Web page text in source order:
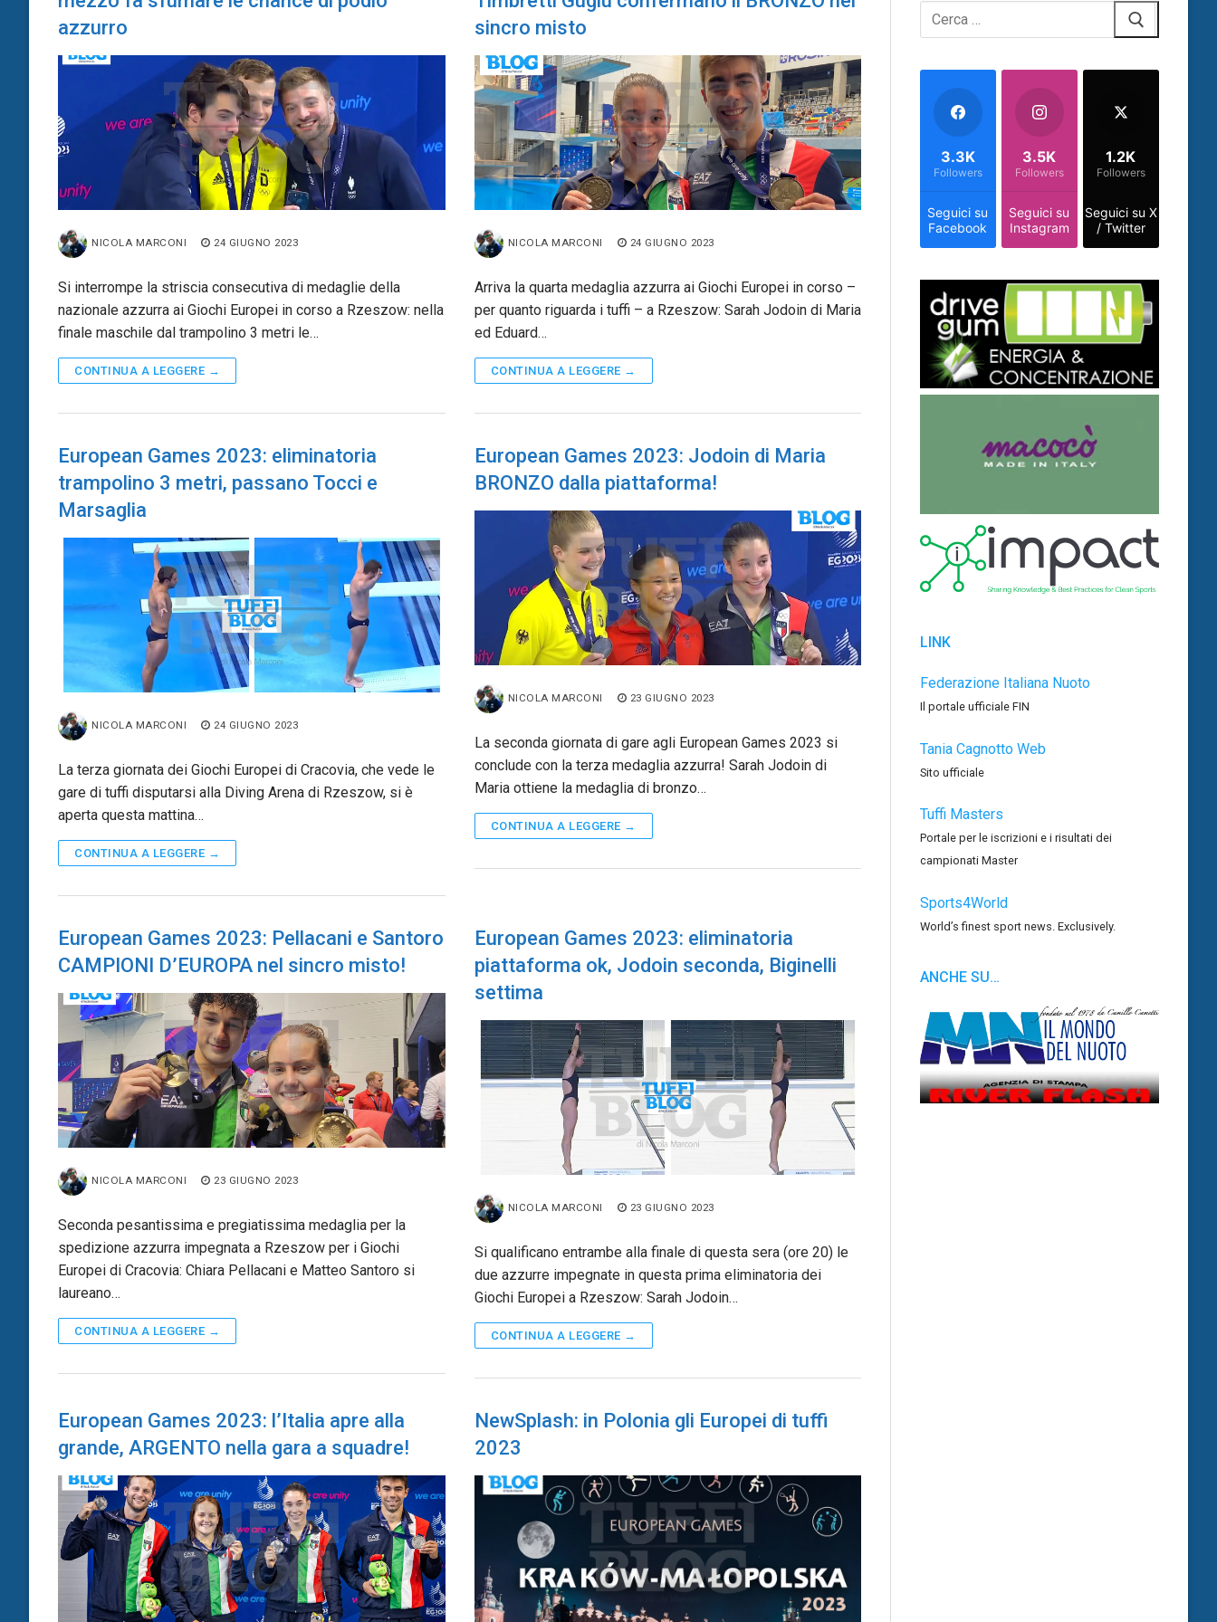
azzurro
NICOLA MARCONI 24 GIUGNO 2023
Si interrompe la striscia consecutiva di medaglie della
nazionale azzurra ai Giochi Europei in corso a Rzeszow: nella
finale maschile dal trampolino 3 metri le…
CONTINUA A LEGGERE →
sincro misto
NICOLA MARCONI 24 GIUGNO 2023
Arriva la quarta medaglia azzurra ai Giochi Europei in corso –
per quanto riguarda i tuffi – a Rzeszow: Sarah Jodoin di Maria
ed Eduard…
CONTINUA A LEGGERE →
European Games 2023: eliminatoria
trampolino 3 metri, passano Tocci e
Marsaglia
NICOLA MARCONI 24 GIUGNO 2023
La terza giornata dei Giochi Europei di Cracovia, che vede le
gare di tuffi disputarsi alla Diving Arena di Rzeszow, si è
aperta questa mattina…
CONTINUA A LEGGERE →
European Games 2023: Jodoin di Maria
BRONZO dalla piattaforma!
NICOLA MARCONI 23 GIUGNO 2023
La seconda giornata di gare agli European Games 2023 si
conclude con la terza medaglia azzurra! Sarah Jodoin di
Maria ottiene la medaglia di bronzo…
CONTINUA A LEGGERE →
European Games 2023: Pellacani e Santoro
CAMPIONI D’EUROPA nel sincro misto!
NICOLA MARCONI 23 GIUGNO 2023
Seconda pesantissima e pregiatissima medaglia per la
spedizione azzurra impegnata a Rzeszow per i Giochi
Europei di Cracovia: Chiara Pellacani e Matteo Santoro si
laureano…
CONTINUA A LEGGERE →
European Games 2023: eliminatoria
piattaforma ok, Jodoin seconda, Biginelli
settima
NICOLA MARCONI 23 GIUGNO 2023
Si qualificano entrambe alla finale di questa sera (ore 20) le
due azzurre impegnate in questa prima eliminatoria dei
Giochi Europei a Rzeszow: Sarah Jodoin…
CONTINUA A LEGGERE →
European Games 2023: l’Italia apre alla
grande, ARGENTO nella gara a squadre!
NewSplash: in Polonia gli Europei di tuffi
2023
Cerca:
Seguici su
Facebook
3.3K
Followers
Seguici su
Instagram
3.5K
Followers
Seguici su X
/ Twitter
1.2K
Followers
LINK
Federazione Italiana Nuoto
Il portale ufficiale FIN
Tania Cagnotto Web
Sito ufficiale
Tuffi Masters
Portale per le iscrizioni e i risultati dei
campionati Master
Sports4World
World’s finest sport news. Exclusively.
ANCHE SU…